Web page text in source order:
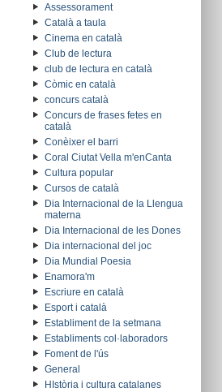
Assessorament
Català a taula
Cinema en català
Club de lectura
club de lectura en català
Còmic en català
concurs català
Concurs de frases fetes en
català
Conèixer el barri
Coral Ciutat Vella m'enCanta
Cultura popular
Cursos de català
Dia Internacional de la Llengua
materna
Dia Internacional de les Dones
Dia internacional del joc
Dia Mundial Poesia
Enamora'm
Escriure en català
Esport i català
Establiment de la setmana
Establiments col·laboradors
Foment de l'ús
General
HIstòria i cultura catalanes